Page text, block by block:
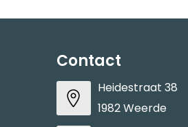
Contact
Heidestraat 38
1982 Weerde